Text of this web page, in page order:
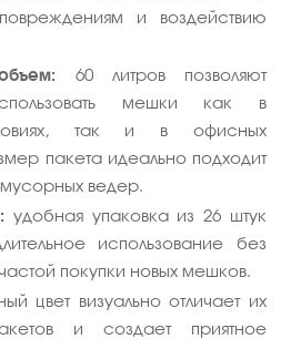
и воздействию
60 литров позволяют
мешки как в
так и в офисных
пакета идеально подходит
мусорных ведер.
удобная упаковка из 26 штук
использование без
покупки новых мешков.
цвет визуально отличает их
и создает приятное